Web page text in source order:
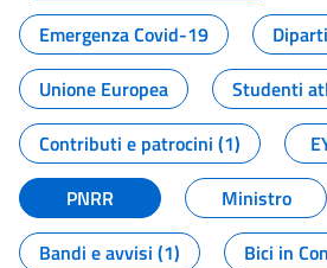
Emergenza Covid-19
Unione Europea
Studenti
Contributi e patrocini (1)
PNRR
Ministro
Bandi e avvisi (1)
Bici in